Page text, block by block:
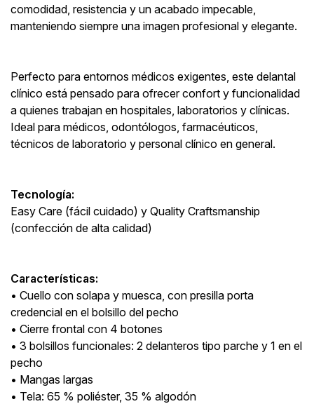
comodidad, resistencia y un acabado impecable,
manteniendo siempre una imagen profesional y elegante.
Perfecto para entornos médicos exigentes, este delantal
clínico está pensado para ofrecer confort y funcionalidad
a quienes trabajan en hospitales, laboratorios y clínicas.
Ideal para médicos, odontólogos, farmacéuticos,
técnicos de laboratorio y personal clínico en general.
Tecnología:
Easy Care (fácil cuidado) y Quality Craftsmanship
(confección de alta calidad)
Características:
•⁠ ⁠Cuello con solapa y muesca, con presilla porta
credencial en el bolsillo del pecho
•⁠ ⁠Cierre frontal con 4 botones
•⁠ ⁠3 bolsillos funcionales: 2 delanteros tipo parche y 1 en el
pecho
•⁠ ⁠Mangas largas
•⁠ ⁠Tela: 65 % poliéster, 35 % algodón